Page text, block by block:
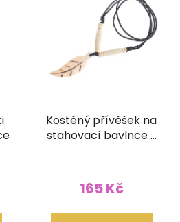
Kostěný přívěšek na
stahovací bavlnce s
165 Kč